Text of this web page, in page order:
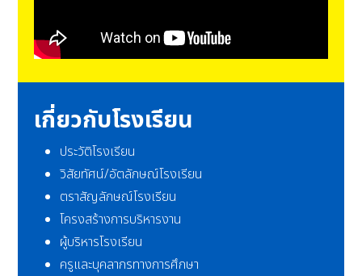
เกี่ยวกับโรงเรียน
ประวัติโรงเรียน
วิสัยทัศน์/อัตลักษณ์โรงเรียน
ตราสัญลักษณ์โรงเรียน
โครงสร้างการบริหารงาน
ผู้บริหารโรงเรียน
ครูและบุคลากรทางการศึกษา